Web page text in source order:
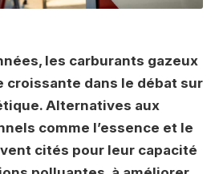
les carburants gazeux
croissante dans le débat sur
Alternatives aux
comme l’essence et le
cités pour leur capacité